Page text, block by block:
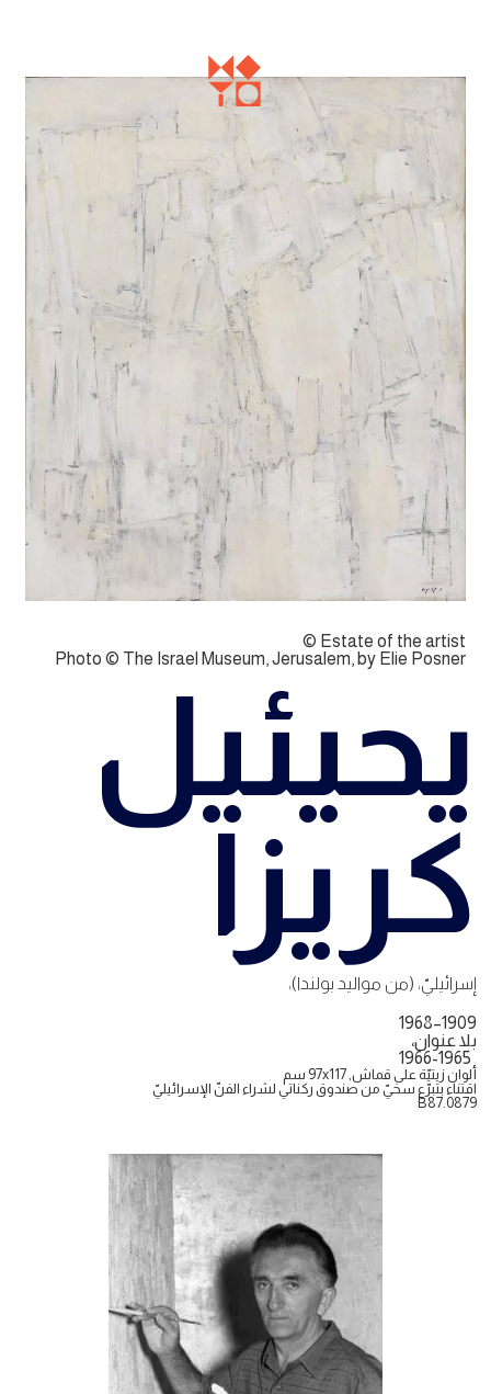
© Estate of the artist
Photo © The Israel Museum, Jerusalem, by Elie Posner
يحيئيل
كريزا
إسرائيليّ، (من مواليد بولندا)،
1909–1968
بلا عنوان،
1966-1965
ألوان زيتيّة على قماش, 97x117 سم
اقتناء بتبرّع سخيّ من صندوق ركناتي لشراء الفنّ الإسرائيليّ
B87.0879